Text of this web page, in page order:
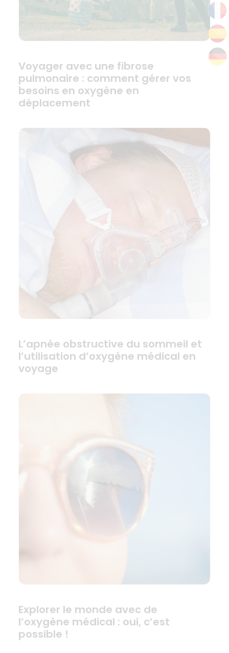
Voyager avec une fibrose
pulmonaire : comment gérer vos
besoins en oxygène en
déplacement
L’apnée obstructive du sommeil et
l’utilisation d’oxygène médical en
voyage
Explorer le monde avec de
l’oxygène médical : oui, c’est
possible !